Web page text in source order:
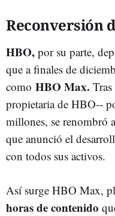
Reconversión
HBO, por su parte,
que a finales de
como HBO Max.
propietaria de HBO--
millones, se renombró
que anunció el
con todos sus activos.
Así surge HBO Max,
horas de contenido